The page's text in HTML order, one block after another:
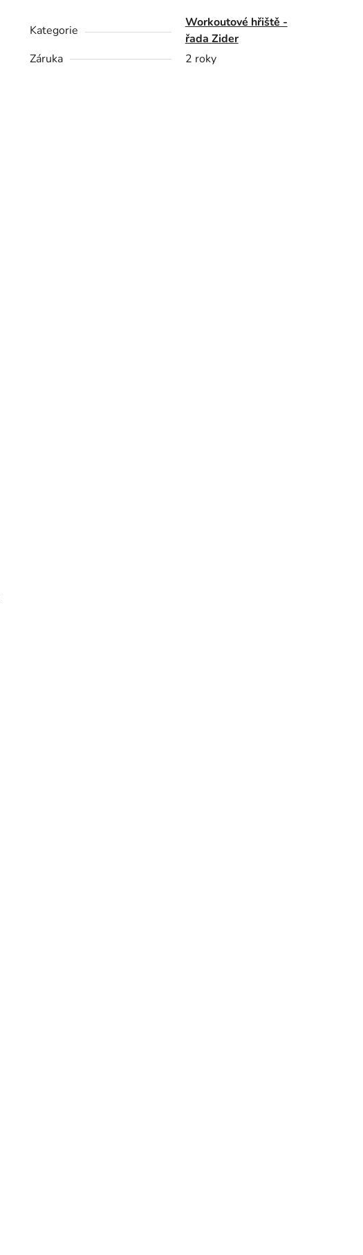
Kategorie
Workoutové hřiště -
řada Zider
Záruka
2 roky